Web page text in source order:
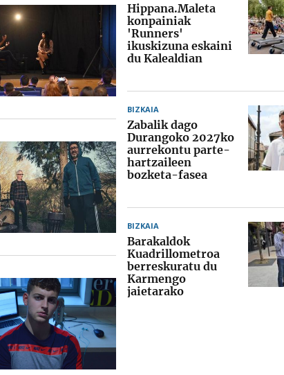
Hippana.Maleta
konpainiak
'Runners'
ikuskizuna eskaini
du Kalealdian
BIZKAIA
Zabalik dago
Durangoko 2027ko
aurrekontu parte-
hartzaileen
bozketa-fasea
BIZKAIA
Barakaldok
Kuadrillometroa
berreskuratu du
Karmengo
jaietarako